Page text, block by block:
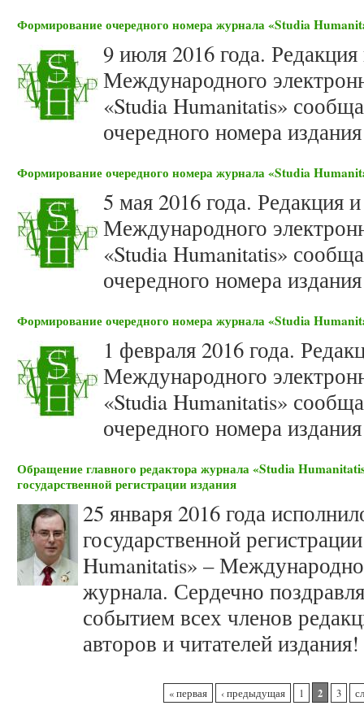
Формирование очередного номера журнала «Studia
9 июля 2016 года.
Международного
«Studia Humanitatis»
очередного номера
Формирование очередного номера журнала «Studia
5 мая 2016 года. Редакция
Международного
«Studia Humanitatis»
очередного номера
Формирование очередного номера журнала «Studia
1 февраля 2016 года.
Международного
«Studia Humanitatis»
очередного номера
Обращение главного редактора журнала «Studia
государственной регистрации издания
25 января 2016 года
государственной
Humanitatis» –
журнала. Сердечно
событием всех членов
авторов и читателей издания!
« первая ‹ предыдущая 1 2 3